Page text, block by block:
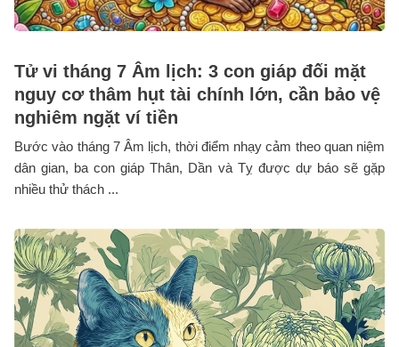
Tử vi tháng 7 Âm lịch: 3 con giáp đối mặt
nguy cơ thâm hụt tài chính lớn, cần bảo vệ
nghiêm ngặt ví tiền
Bước vào tháng 7 Âm lịch, thời điểm nhạy cảm theo quan niệm
dân gian, ba con giáp Thân, Dần và Tỵ được dự báo sẽ gặp
nhiều thử thách ...